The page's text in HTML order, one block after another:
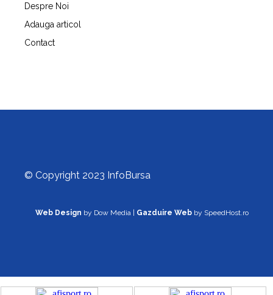
Despre Noi
Adauga articol
Contact
© Copyright 2023 InfoBursa
Web Design by Dow Media | Gazduire Web by SpeedHost.ro